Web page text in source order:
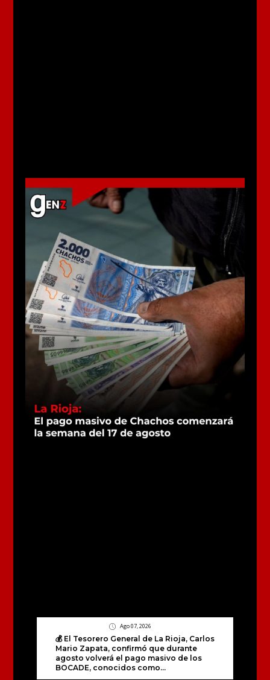
Ago 07, 2026
💰 El Tesorero General de La Rioja, Carlos
Mario Zapata, confirmó que durante
agosto volverá el pago masivo de los
BOCADE, conocidos como...